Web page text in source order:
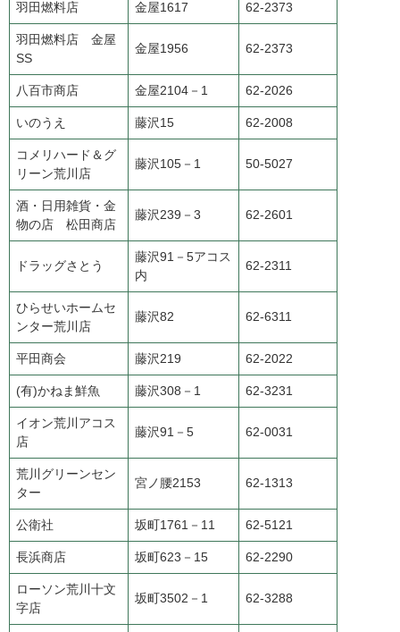
羽田燃料店 金屋1617 62-2373
羽田燃料店 金屋
SS
金屋1956 62-2373
八百市商店 金屋2104－1 62-2026
いのうえ 藤沢15 62-2008
コメリハード＆グ
リーン荒川店
藤沢105－1 50-5027
酒・日用雑貨・金
物の店 松田商店
藤沢239－3 62-2601
ドラッグさとう
藤沢91－5アコス
内
62-2311
ひらせいホームセ
ンター荒川店
藤沢82 62-6311
平田商会 藤沢219 62-2022
(有)かねま鮮魚 藤沢308－1 62-3231
イオン荒川アコス
店
藤沢91－5 62-0031
荒川グリーンセン
ター
宮ノ腰2153 62-1313
公衛社 坂町1761－11 62-5121
長浜商店 坂町623－15 62-2290
ローソン荒川十文
字店
坂町3502－1 62-3288